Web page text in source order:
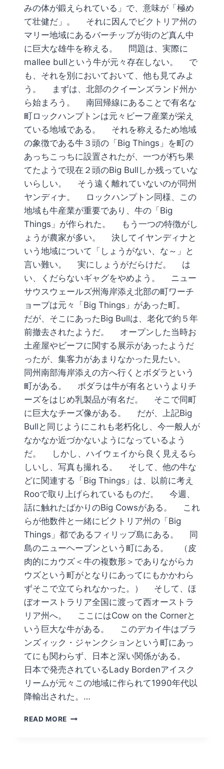
みの体が鍛えられている」で、意味が「極め
て壮健だ」。 それに因んでビクトリア州の
マリー地域にあるバーチップが街のど真ん中
に巨大な雄牛を称える。 問題は、実際に
mallee bullという牛が元々存在しない。 で
も、それを別においておいて、他も見てみよ
う。 まずは、北部のクイーンズランド州か
ら始まろう。 南回帰線にあることで有名な
町ロックハンプトンは元々ビーフ産業が栄え
ている地域である。 それを称えるため地域
の象徴である牛３頭の「Big Things」を町の
あっちこっちに設置されたが、一つが朽ち果
てたようで現在２頭のBig Bullしか残っていな
いらしい。 そう遠く離れていないのが同州
ヤンディナ。 ロックハンプトン同様、この
地域も牛産業が重要であり、牛の「Big
Things」が作られた。 もう一つの特徴がし
ょうが農家が多い。 決してイヤンディナと
いう地域について「しょうがない、な～」と
言い難い。 実にしょうがだらけだ。 は
い、くだらないギャグをやめよう。 ニュー
サウスウェールズ州海岸添え北部の町ワーチ
ョープは元々「Big Things」があった町。
だが、そこにあったBig Bullは、老化で約５年
前撤去されたようだ。 オープンした当時お
土産屋やビーフに関する展示があったようだ
ったが、集客力があまりなかった見たい。
同州南部海岸添えの方へ行くとボダラという
町がある。 ボダラは牛が有名というよりチ
ーズをはじめ乳製品が有名だ。 そこで同町
に巨大なチーズ像がある。 だが、上記Big
Bullと同じようにこれも老朽化し、今一般人が
なかなか近づかないようになっているよう
だ。 しかし、ハイウェイから良く見えるら
しいし、写真も撮れる。 そして、他の牛な
どに関連する「Big Things」は、以前に考え
Rooで取り上げられているものだ。 今週、
話に触れたばかりのBig Cowsがある。 これ
らが他数件と一緒にビクトリア州の「Big
Things」都であるフィリップ島にある。 同
島のニューヘーブンという町にある。 （皮
肉的にカウズ＜牛の複数形＞でありながらカ
ウズという町がとなりにあってにもかかわら
ずそこで立てられなかった。） そして、ほ
ぼオーストラリア全国に渡って西オーストラ
リア州へ。 ここにはCow on the Cornerと
いう巨大な牛がある。 このデカイ牛はブラ
ンズィック・ジャンクションという町にあっ
てにも関わらず、日本と深い関係がある。
日本で発売されているLady Bordenアイスク
リームが元々この地域に作られて1990年代以
降輸出された。…
READ MORE